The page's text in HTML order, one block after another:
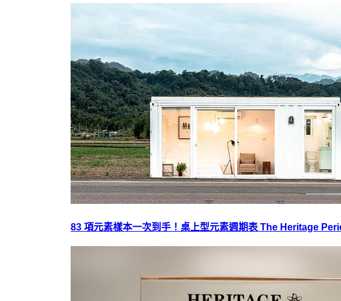
83 項元素樣本一次到手！桌上型元素週期表 The Heritage